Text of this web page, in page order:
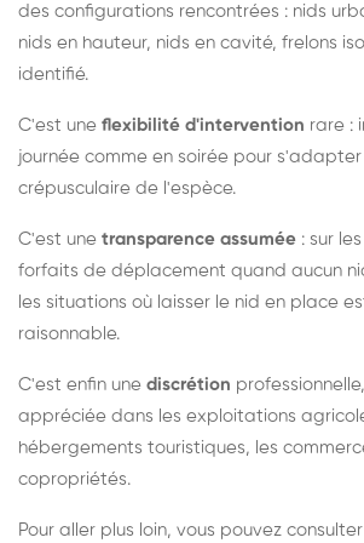
des configurations rencontrées : nids
nids en hauteur, nids en cavité, frelons
identifié.
C'est une flexibilité d'intervention rare :
journée comme en soirée pour
crépusculaire de l'espèce.
C'est une transparence assumée : sur
forfaits de déplacement quand aucun
les situations où laisser le nid en place
raisonnable.
C'est enfin une discrétion
appréciée dans les exploitations
hébergements touristiques, les
copropriétés.
Pour aller plus loin, vous pouvez